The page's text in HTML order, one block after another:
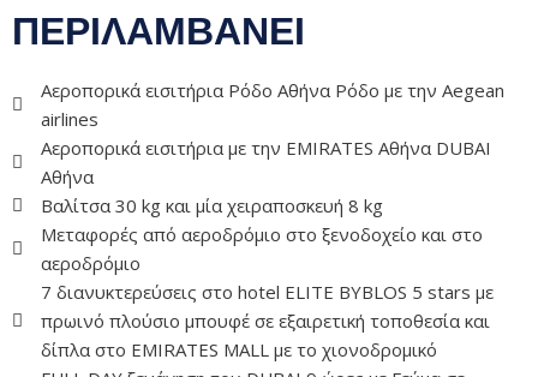
ΠΕΡΙΛΑΜΒΑΝΕΙ
Αεροπορικά εισιτήρια Ρόδο Αθήνα Ρόδο με την Aegean
airlines
Αεροπορικά εισιτήρια με την EMIRATES Αθήνα DUBAI
Αθήνα
Βαλίτσα 30 kg και μία χειραποσκευή 8 kg
Μεταφορές από αεροδρόμιο στο ξενοδοχείο και στο
αεροδρόμιο
7 διανυκτερεύσεις στο hotel ELITE BYBLOS 5 stars με
πρωινό πλούσιο μπουφέ σε εξαιρετική τοποθεσία και
δίπλα στο EMIRATES MALL με το χιονοδρομικό